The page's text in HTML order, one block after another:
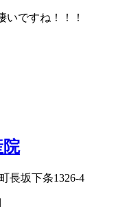
いですね！！！
長坂下条1326-4